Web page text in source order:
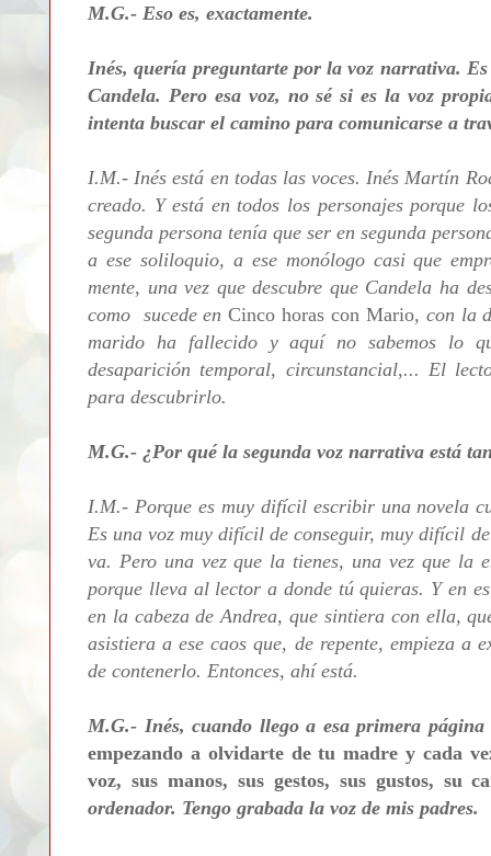
M.G.- Eso es, exactamente.
Inés, quería preguntarte por la voz narrativa.
Candela. Pero esa voz, no sé si es la voz
intenta buscar el camino para comunicarse a
I.M.- Inés está en todas las voces. Inés Martín
creado. Y está en todos los personajes porque
segunda persona tenía que ser en segunda
a ese soliloquio, a ese monólogo casi que
mente, una vez que descubre que Candela ha
como sucede enCinco horas con Mario, con la
marido ha fallecido y aquí no sabemos lo
desaparición temporal, circunstancial,... El
para descubrirlo.
M.G.- ¿Por qué la segunda voz narrativa está
I.M.- Porque es muy difícil escribir una novela
Es una voz muy difícil de conseguir, muy difícil
va. Pero una vez que la tienes, una vez que la
porque lleva al lector a donde tú quieras. Y en
en la cabeza de Andrea, que sintiera con ella,
asistiera a ese caos que, de repente, empieza a
de contenerlo. Entonces, ahí está.
M.G.- Inés, cuando llego a esa primera
empezando a olvidarte de tu madre y cada
voz, sus manos, sus gestos, sus gustos, su
ordenador. Tengo grabada la voz de mis padres.